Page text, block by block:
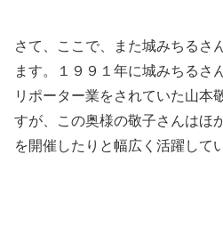
さて、ここで、また城みちるさ
ます。１９９１年に城みちるさ
リポーター業をされていた山本
すが、この奥様の敬子さんはほ
を開催したりと幅広く活躍して